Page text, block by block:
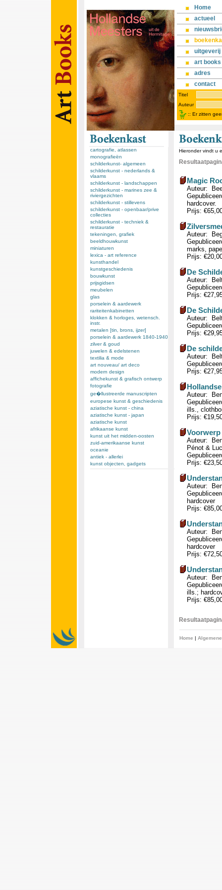
Home
actueel
uitgeverij
art books
adres
contact
Titel
Auteur
:: Er zitten
cartografie, atlassen
monografieën
schilderkunst- algemeen
schilderkunst - nederlands &
vlaams
schilderkunst - landschappen
schilderkunst - marines zee &
riviergezichten
schilderkunst - stillevens
schilderkunst - openbaar/prive
collecties
schilderkunst - techniek &
restauratie
tekeningen, grafiek
beeldhouwkunst
miniaturen
lexica - art reference
kunsthandel
kunstgeschiedenis
bouwkunst
prijsgidsen
meubelen
glas
porselein & aardewerk
rariteitenkabinetten
klokken & horloges, wetensch.
instr.
metalen [tin, brons, ijzer]
porselein & aardewerk 1840-1940
zilver & goud
juwelen & edelstenen
textilia & mode
art nouveau/ art deco
modern design
affichekunst & grafisch ontwerp
fotografie
ge�llustreerde manuscripten
europese kunst & geschiedenis
aziatische kunst - china
aziatische kunst - japan
aziatische kunst
afrikaanse kunst
kunst uit het midden-oosten
zuid-amerikaanse kunst
oceanie
antiek - allerlei
kunst objecten, gadgets
Hieronder vindt u
Magic
Auteur:
hardcover.
Prijs:
Auteur:
marks,
Prijs:
De
Auteur:
Prijs:
De
Auteur:
Prijs:
De
Auteur:
Prijs:
Auteur:
ills.,
Prijs:
Voorwerp
Auteur:
Pénot &
Prijs:
Auteur:
hardcover
Prijs:
Auteur:
hardcover
Prijs:
Auteur:
ills.;
Prijs:
Home |